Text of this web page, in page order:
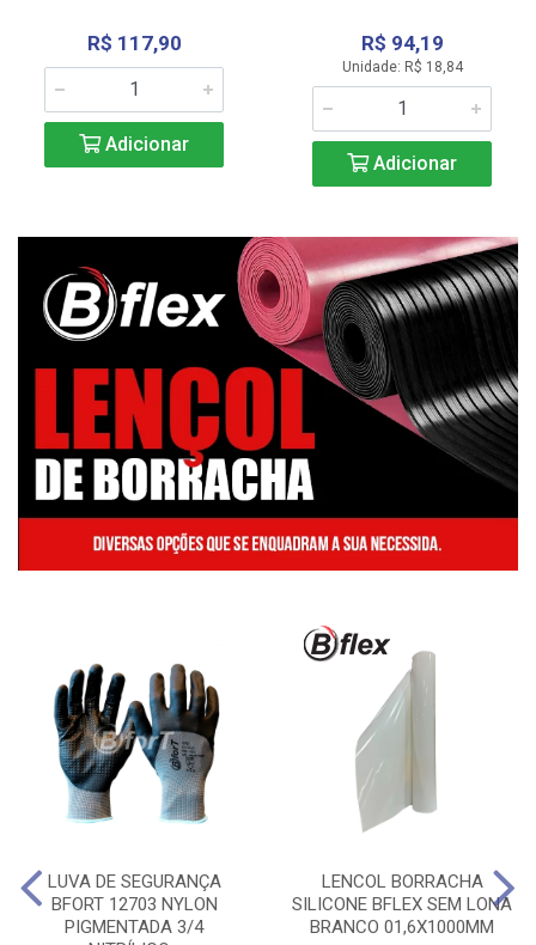
R$ 117,90
Adicionar
R$ 94,19
Unidade: R$ 18,84
Adicionar
LUVA DE SEGURANÇA
BFORT 12703 NYLON
PIGMENTADA 3/4
LENCOL BORRACHA
SILICONE BFLEX SEM LONA
BRANCO 01,6X1000MM